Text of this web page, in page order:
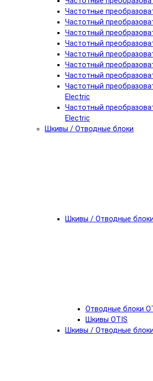
Частотные
Частотный
Частотный
Частотный
Частотный
Частотный
Частотный
Частотный
Electric
Частотный
Electric
Шкивы / Отводные блоки
Шкивы / Отводные
Отводные блоки
Шкивы OTIS
Шкивы / Отводные